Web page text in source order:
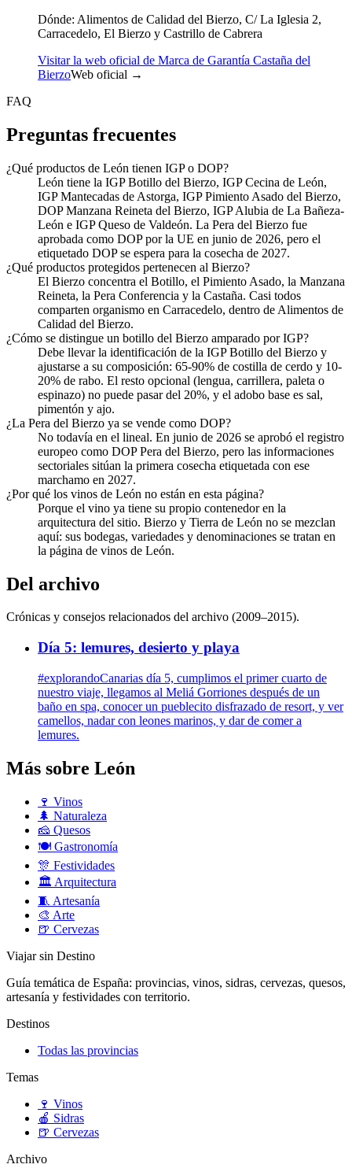
Dónde: Alimentos de Calidad del Bierzo, C/ La Iglesia 2,
Carracedelo, El Bierzo y Castrillo de Cabrera
Visitar la web oficial de Marca de Garantía Castaña del
BierzoWeb oficial →
FAQ
Preguntas frecuentes
¿Qué productos de León tienen IGP o DOP?
León tiene la IGP Botillo del Bierzo, IGP Cecina de León,
IGP Mantecadas de Astorga, IGP Pimiento Asado del Bierzo,
DOP Manzana Reineta del Bierzo, IGP Alubia de La Bañeza-
León e IGP Queso de Valdeón. La Pera del Bierzo fue
aprobada como DOP por la UE en junio de 2026, pero el
etiquetado DOP se espera para la cosecha de 2027.
¿Qué productos protegidos pertenecen al Bierzo?
El Bierzo concentra el Botillo, el Pimiento Asado, la Manzana
Reineta, la Pera Conferencia y la Castaña. Casi todos
comparten organismo en Carracedelo, dentro de Alimentos de
Calidad del Bierzo.
¿Cómo se distingue un botillo del Bierzo amparado por IGP?
Debe llevar la identificación de la IGP Botillo del Bierzo y
ajustarse a su composición: 65-90% de costilla de cerdo y 10-
20% de rabo. El resto opcional (lengua, carrillera, paleta o
espinazo) no puede pasar del 20%, y el adobo base es sal,
pimentón y ajo.
¿La Pera del Bierzo ya se vende como DOP?
No todavía en el lineal. En junio de 2026 se aprobó el registro
europeo como DOP Pera del Bierzo, pero las informaciones
sectoriales sitúan la primera cosecha etiquetada con ese
marchamo en 2027.
¿Por qué los vinos de León no están en esta página?
Porque el vino ya tiene su propio contenedor en la
arquitectura del sitio. Bierzo y Tierra de León no se mezclan
aquí: sus bodegas, variedades y denominaciones se tratan en
la página de vinos de León.
Del archivo
Crónicas y consejos relacionados del archivo (2009–2015).
Día 5: lemures, desierto y playa
#explorandoCanarias día 5, cumplimos el primer cuarto de
nuestro viaje, llegamos al Meliá Gorriones después de un
baño en spa, conocer un pueblecito disfrazado de resort, y ver
camellos, nadar con leones marinos, y dar de comer a
lemures.
Más sobre León
🍷 Vinos
🌲 Naturaleza
🧀 Quesos
🍽️ Gastronomía
🎊 Festividades
🏛️ Arquitectura
🧵 Artesanía
🎨 Arte
🍺 Cervezas
Viajar sin Destino
Guía temática de España: provincias, vinos, sidras, cervezas, quesos,
artesanía y festividades con territorio.
Destinos
Todas las provincias
Temas
🍷 Vinos
🍎 Sidras
🍺 Cervezas
Archivo